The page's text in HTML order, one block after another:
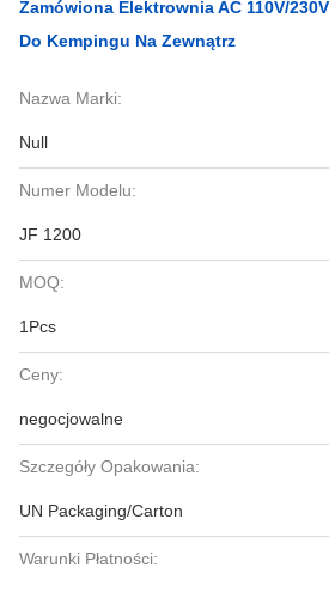
Zamówiona Elektrownia AC 110V/
Do Kempingu Na Zewnątrz
Nazwa Marki:
Null
Numer Modelu:
JF 1200
MOQ:
1Pcs
Ceny:
negocjowalne
Szczegóły Opakowania:
UN Packaging/Carton
Warunki Płatności: